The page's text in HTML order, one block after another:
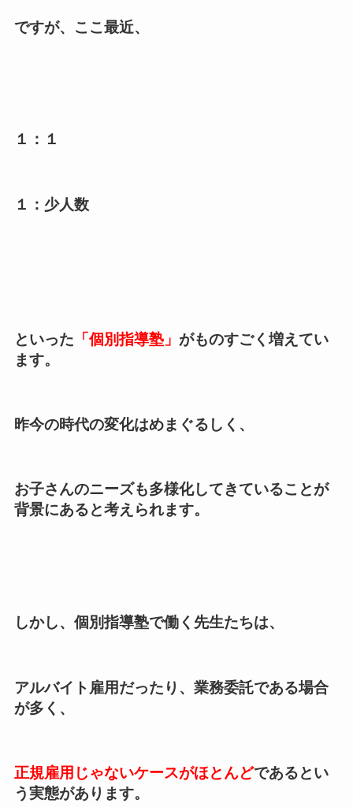
ですが、ここ最近、
１：１
１：少人数
といった 「個別指導塾」 がものすごく増えてい
ます。
昨今の時代の変化はめまぐるしく、
お子さんのニーズも多様化してきていることが
背景にあると考えられます。
しかし、個別指導塾で働く先生たちは、
アルバイト雇用だったり、業務委託である場合
が多く、
正規雇用じゃないケースがほとんどであるとい
う実態があります。